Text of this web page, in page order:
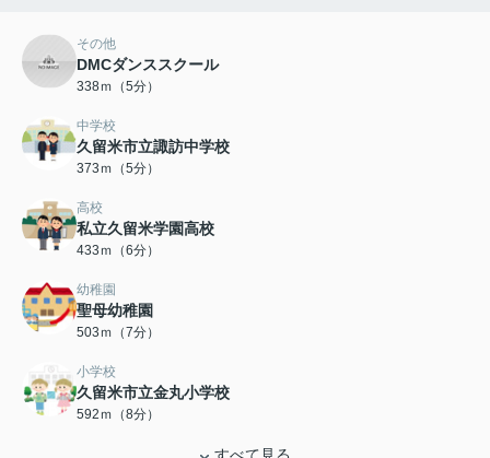
その他
DMCダンススクール
338ｍ（5分）
中学校
久留米市立諏訪中学校
373ｍ（5分）
高校
私立久留米学園高校
433ｍ（6分）
幼稚園
聖母幼稚園
503ｍ（7分）
小学校
久留米市立金丸小学校
592ｍ（8分）